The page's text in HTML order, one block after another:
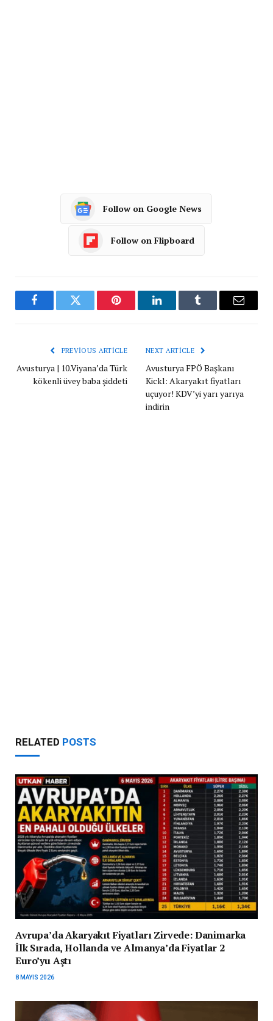
Follow on Google News
Follow on Flipboard
FacebookTwitter Pinterest LinkedInTumblr Email
PREVIOUS ARTICLE
Avusturya | 10.Viyana’da Türk
kökenli üvey baba şiddeti
NEXT ARTICLE
Avusturya FPÖ Başkanı
Kickl: Akaryakıt fiyatları
uçuyor! KDV’yi yarı yarıya
indirin
RELATED POSTS
Avrupa’da Akaryakıt Fiyatları Zirvede: Danimarka
İlk Sırada, Hollanda ve Almanya’da Fiyatlar 2
Euro’yu Aştı
8 MAYIS 2026